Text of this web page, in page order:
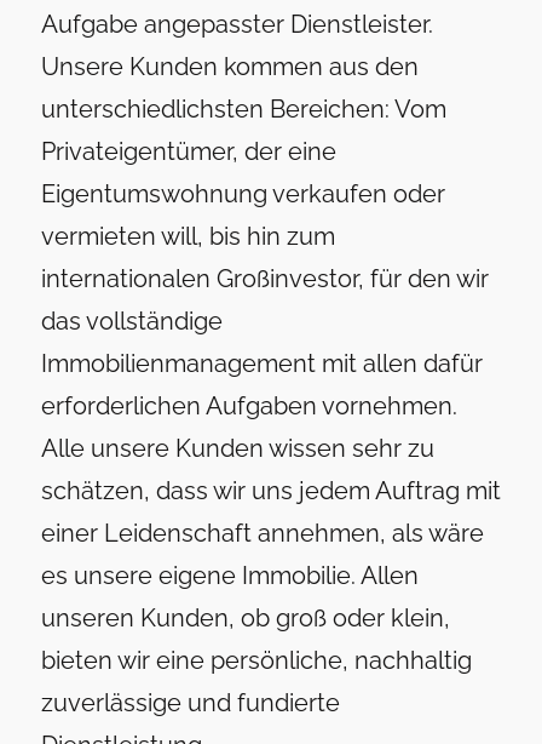
Aufgabe angepasster Dienstleister.
Unsere Kunden kommen aus den
unterschiedlichsten Bereichen: Vom
Privateigentümer, der eine
Eigentumswohnung verkaufen oder
vermieten will, bis hin zum
internationalen Großinvestor, für den wir
das vollständige
Immobilienmanagement mit allen dafür
erforderlichen Aufgaben vornehmen.
Alle unsere Kunden wissen sehr zu
schätzen, dass wir uns jedem Auftrag mit
einer Leidenschaft annehmen, als wäre
es unsere eigene Immobilie. Allen
unseren Kunden, ob groß oder klein,
bieten wir eine persönliche, nachhaltig
zuverlässige und fundierte